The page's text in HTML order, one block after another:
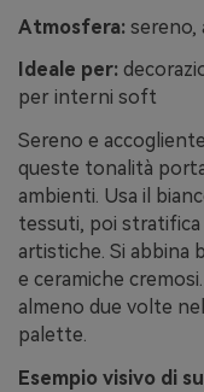
Atmosfera: sereno,
Ideale per:
per interni soft
Sereno e
queste tonalità
ambienti. Usa il
tessuti, poi stratifica
artistiche. Si abbina
e ceramiche
almeno due volte
palette.
Esempio visivo di